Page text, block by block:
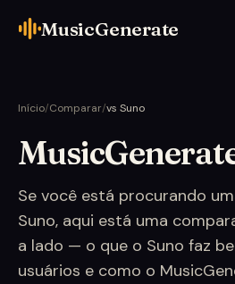
MusicGenerate
Início/Comparar/vs Suno
Se você está procurando
Suno, aqui está uma
a lado — o que o Suno faz
usuários e como o